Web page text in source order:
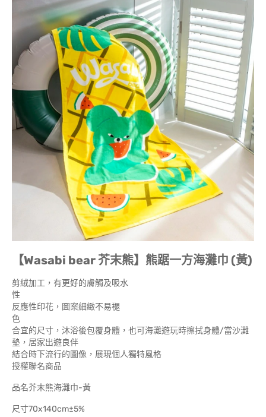
【Wasabi bear 芥末熊】熊踞一方海灘巾 (黃)
剪絨加工，有更好的膚觸及吸水
性
反應性印花，圖案細緻不易褪
色
合宜的尺寸，沐浴後包覆身體，也可海灘遊玩時擦拭身體/當沙灘
墊，居家出遊良伴
結合時下流行的圖像，展現個人獨特風格
授權聯名商品
品名芥末熊海灘巾-黃
尺寸70x140cm±5%